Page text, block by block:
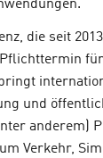
die seit
und
anderem)
Verkehr,